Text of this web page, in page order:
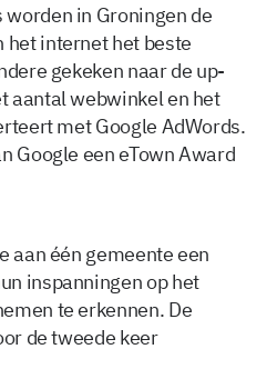
in Groningen de
het internet het beste
gekeken naar de up-
aantal webwinkel en het
met Google AdWords.
Google een eTown Award
aan één gemeente een
inspanningen op het
te erkennen. De
de tweede keer